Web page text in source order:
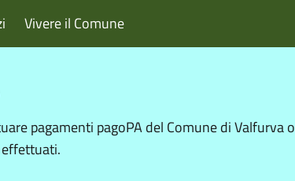
Vivere il Comune
pagamenti pagoPA del Comune di Valfurva o
effettuati.